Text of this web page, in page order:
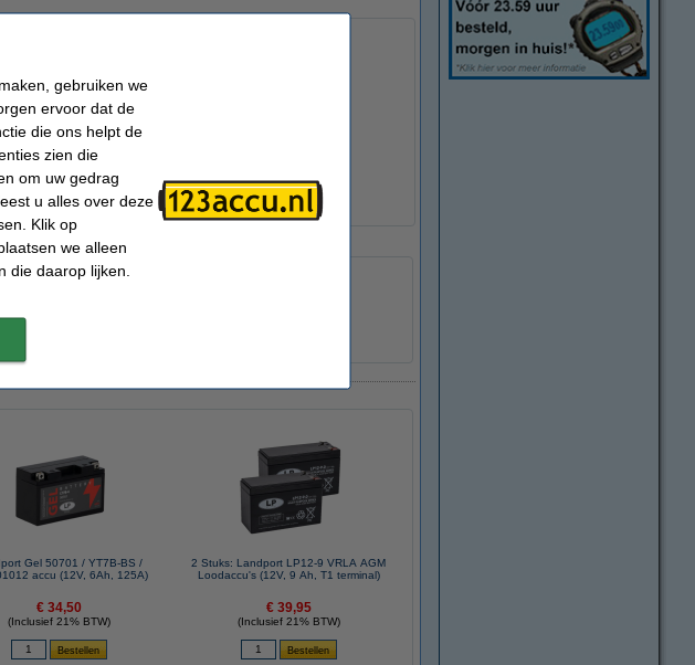
Gel 50701 / YT7B-BS /
accu (12V, 6Ah, 125A)
€ 34,50
(Inclusief 21% BTW)
2 Stuks: Landport LP12-9 VRLA AGM
Loodaccu's (12V, 9 Ah, T1 terminal)
€ 39,95
(Inclusief 21% BTW)
gebruiken we
ervoor dat de
die ons helpt de
zien die
om uw gedrag
u alles over deze
Klik op
we alleen
die daarop lijken.